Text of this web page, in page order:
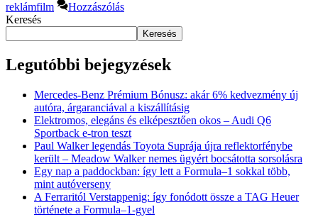
reklámfilm
Hozzászólás
Keresés
Keresés
Legutóbbi bejegyzések
Mercedes-Benz Prémium Bónusz: akár 6% kedvezmény új
autóra, árgaranciával a kiszállításig
Elektromos, elegáns és elképesztően okos – Audi Q6
Sportback e-tron teszt
Paul Walker legendás Toyota Suprája újra reflektorfénybe
került – Meadow Walker nemes ügyért bocsátotta sorsolásra
Egy nap a paddockban: így lett a Formula–1 sokkal több,
mint autóverseny
A Ferraritól Verstappenig: így fonódott össze a TAG Heuer
története a Formula–1-gyel